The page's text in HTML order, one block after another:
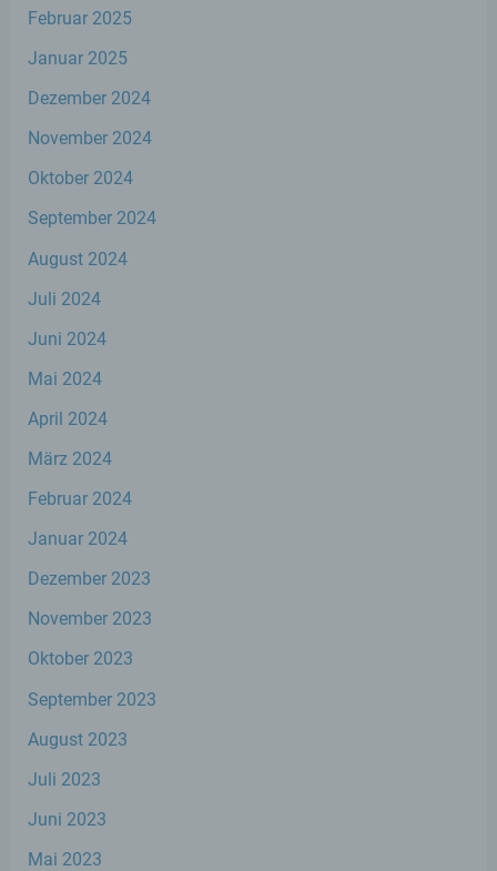
Februar 2025
Januar 2025
Dezember 2024
November 2024
Oktober 2024
September 2024
August 2024
Juli 2024
Juni 2024
Mai 2024
April 2024
März 2024
Februar 2024
Januar 2024
Dezember 2023
November 2023
Oktober 2023
September 2023
August 2023
Juli 2023
Juni 2023
Mai 2023
e) Profiling
Verarbeitung personenbezogener Daten,
personenbezogenen Daten verwendet
Aspekte, die sich auf eine natürliche Person
Aspekte bezüglich Arbeitsleistung,
persönlicher Vorlieben, Interessen,
zu analysieren oder vorherzusagen.
Pseudonymisierung ist die Verarbeitung
auf welche die personenbezogenen Daten
Informationen nicht mehr einer spezifischen
können, sofern diese zusätzlichen
werden und technischen und
die gewährleisten, dass die
personenbezogenen Daten nicht einer
identifizierten oder identifizierbaren
natürlichen Person zugewiesen werden.
Verarbeitung Verantwortlicher